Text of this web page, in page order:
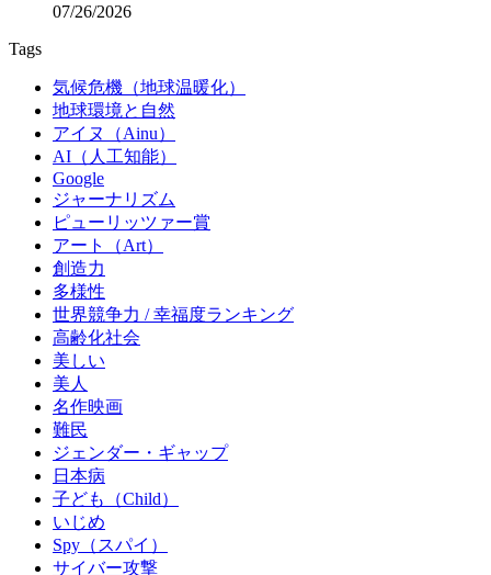
07/26/2026
Tags
気候危機（地球温暖化）
地球環境と自然
アイヌ（Ainu）
AI（人工知能）
Google
ジャーナリズム
ピューリッツァー賞
アート（Art）
創造力
多様性
世界競争力 / 幸福度ランキング
高齢化社会
美しい
美人
名作映画
難民
ジェンダー・ギャップ
日本病
子ども（Child）
いじめ
Spy（スパイ）
サイバー攻撃